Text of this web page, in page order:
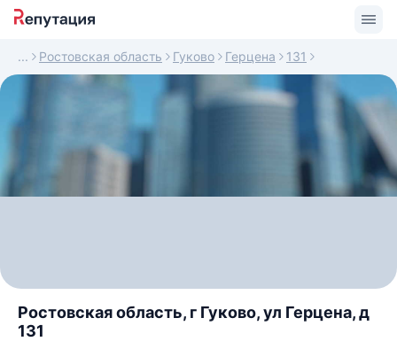
Ростовская область Гуково Герцена 131
Ростовская область, г Гуково, ул Герцена, д
131